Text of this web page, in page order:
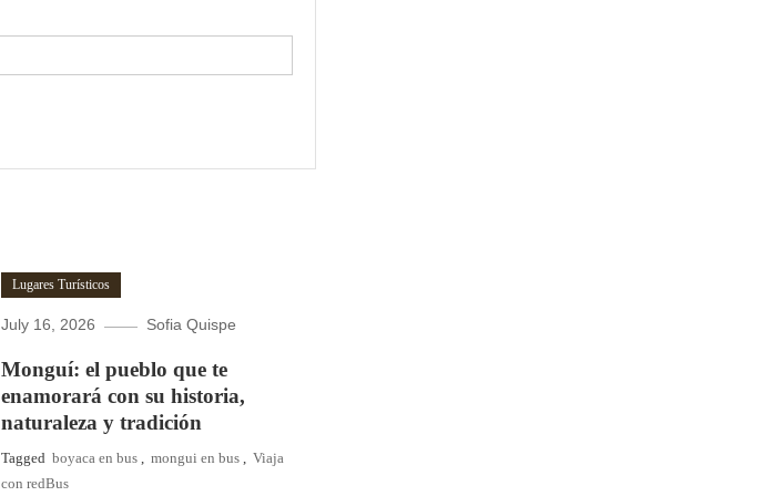
Lugares Turísticos
July 16, 2026 Sofia Quispe
Monguí: el pueblo que te
enamorará con su historia,
naturaleza y tradición
Tagged boyaca en bus , mongui en bus , Viaja
con redBus